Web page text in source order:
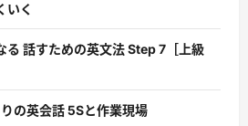
いく
る 話すための英文法 Step 7［上級
の英会話 5Sと作業現場